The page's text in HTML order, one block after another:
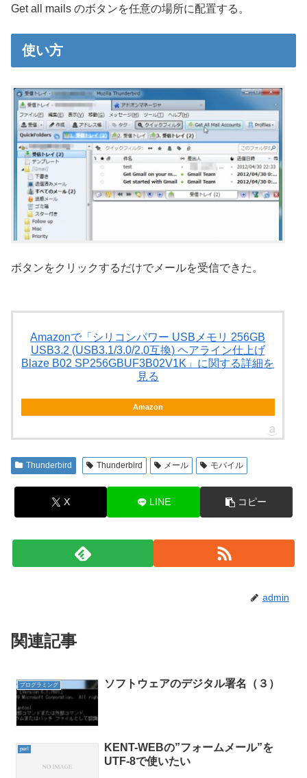
Get all mails のボタンを任意の場所に配置する。
使い方
ボタンをクリックするだけでメールを受信できた。
Amazonで「シリコンパワー USBメモリ 256GB
USB3.2 (USB3.1/3.0/2.0互換) ヘアライン仕上げ
Blaze B02 SP256GBUF3B02V1K」に関する詳細を
見る
Amazon
Thunderbird Thunderbird メール モバイル
X LINE コピー
admin
関連記事
プログラミング ソフトウェアのデジタル署名（３）
perl
KENT-WEBの”フォームメール”を
UTF-8で使いたい